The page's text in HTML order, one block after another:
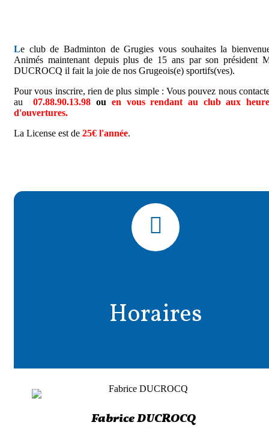
Le club de Badminton de Grugies vous souhaites la
Animés maintenant depuis plus de 15 ans par son président
DUCROCQ il fait la joie de nos Grugeois(e) sportifs(ves).
Pour vous inscrire, rien de plus simple : Vous pouvez nous
au07.88.90.13.98 ou en vous rendant au club aux
d'ouvertures.
La License est de 25€ l'année.
Horaires
Fabrice DUCROCQ